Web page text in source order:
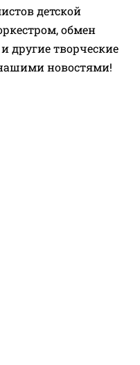
детской
обмен
другие творческие
новостями!